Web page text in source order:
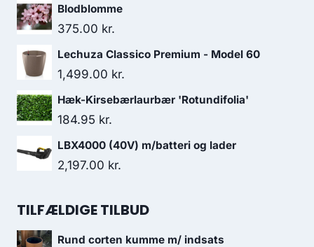
Blodblomme
375.00 kr.
Lechuza Classico Premium - Model 60
1,499.00 kr.
Hæk-Kirsebærlaurbær 'Rotundifolia'
184.95 kr.
LBX4000 (40V) m/batteri og lader
2,197.00 kr.
TILFÆLDIGE TILBUD
Rund corten kumme m/ indsats